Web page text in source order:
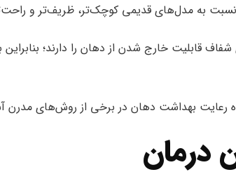
به مدل‌های قدیمی کوچک‌تر، ظریف‌تر و
شفاف قابلیت خارج شدن از دهان را دارند؛
بهداشت دهان در برخی از روش‌های مدرن
درمان